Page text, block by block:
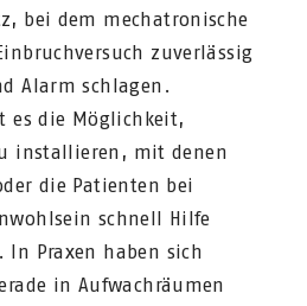
bei dem mechatronische
zuverlässig
Alarm schlagen.
es die Möglichkeit,
installieren, mit denen
die Patienten bei
schnell Hilfe
In Praxen haben sich
in Aufwachräumen